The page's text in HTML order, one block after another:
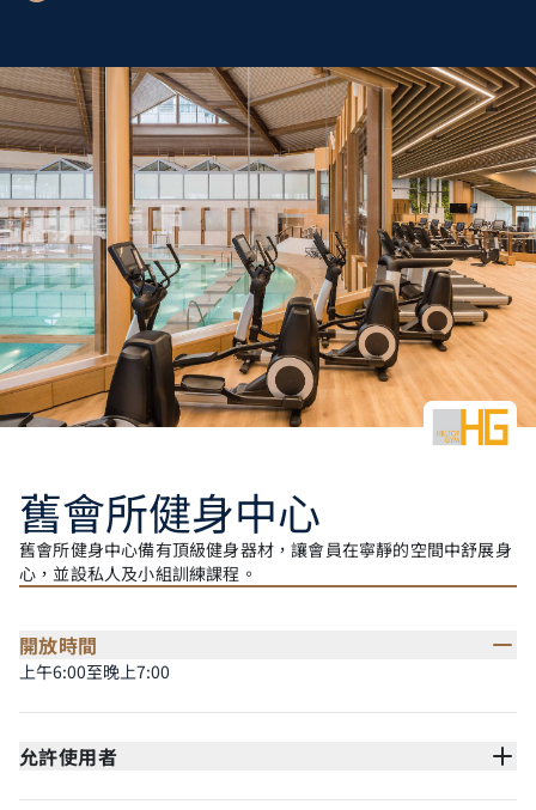
舊會所健身中心
舊會所健身中心備有頂級健身器材，讓會員在寧靜的空間中舒展身
心，並設私人及小組訓練課程。
開放時間
上午6:00至晚上7:00​
允許使用者